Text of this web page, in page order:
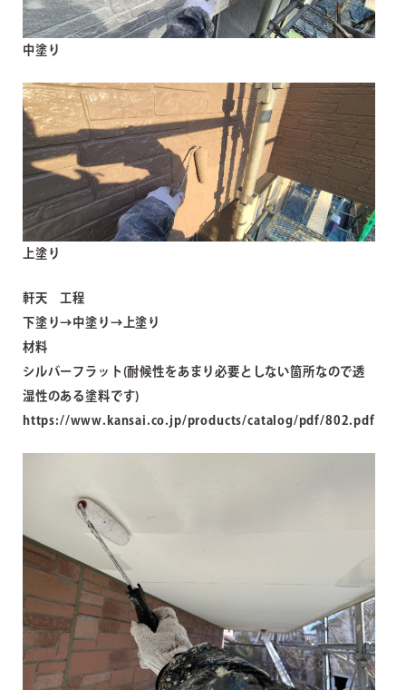
中塗り
上塗り
軒天 工程
下塗り→中塗り→上塗り
材料
シルバーフラット(耐候性をあまり必要としない箇所なので透
湿性のある塗料です)
https://www.kansai.co.jp/products/catalog/pdf/802.pdf